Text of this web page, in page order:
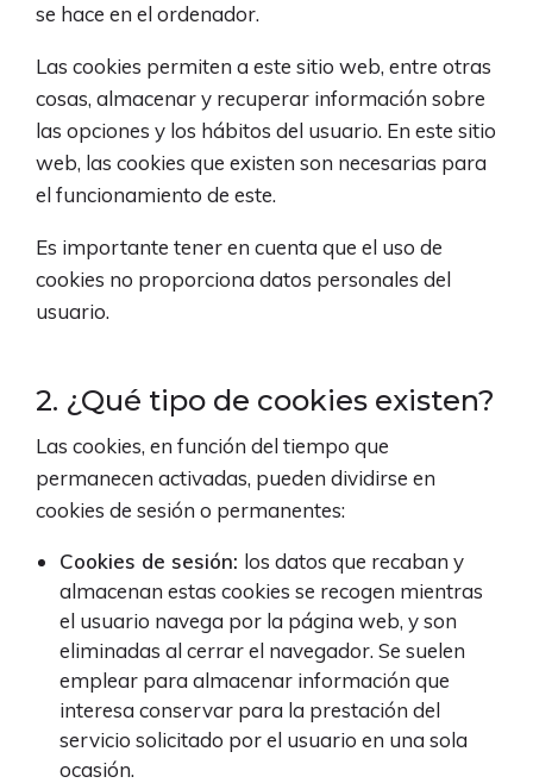
se hace en el ordenador.
Las cookies permiten a este sitio web, entre otras
cosas, almacenar y recuperar información sobre
las opciones y los hábitos del usuario. En este sitio
web, las cookies que existen son necesarias para
el funcionamiento de este.
Es importante tener en cuenta que el uso de
cookies no proporciona datos personales del
usuario.
2. ¿Qué tipo de cookies existen?
Las cookies, en función del tiempo que
permanecen activadas, pueden dividirse en
cookies de sesión o permanentes:
Cookies de sesión: los datos que recaban y
almacenan estas cookies se recogen mientras
el usuario navega por la página web, y son
eliminadas al cerrar el navegador. Se suelen
emplear para almacenar información que
interesa conservar para la prestación del
servicio solicitado por el usuario en una sola
ocasión.